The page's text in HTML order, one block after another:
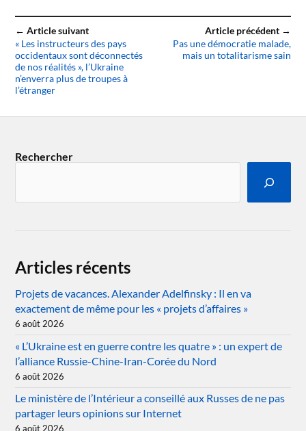
← Article suivant
« Les instructeurs des pays
occidentaux sont déconnectés
de nos réalités », l’Ukraine
n’enverra plus de troupes à
l’étranger
Article précédent →
Pas une démocratie malade,
mais un totalitarisme sain
Rechercher
Articles récents
Projets de vacances. Alexander Adelfinsky : Il en va
exactement de même pour les « projets d’affaires »
6 août 2026
« L’Ukraine est en guerre contre les quatre » : un expert de
l’alliance Russie-Chine-Iran-Corée du Nord
6 août 2026
Le ministère de l’Intérieur a conseillé aux Russes de ne pas
partager leurs opinions sur Internet
6 août 2026